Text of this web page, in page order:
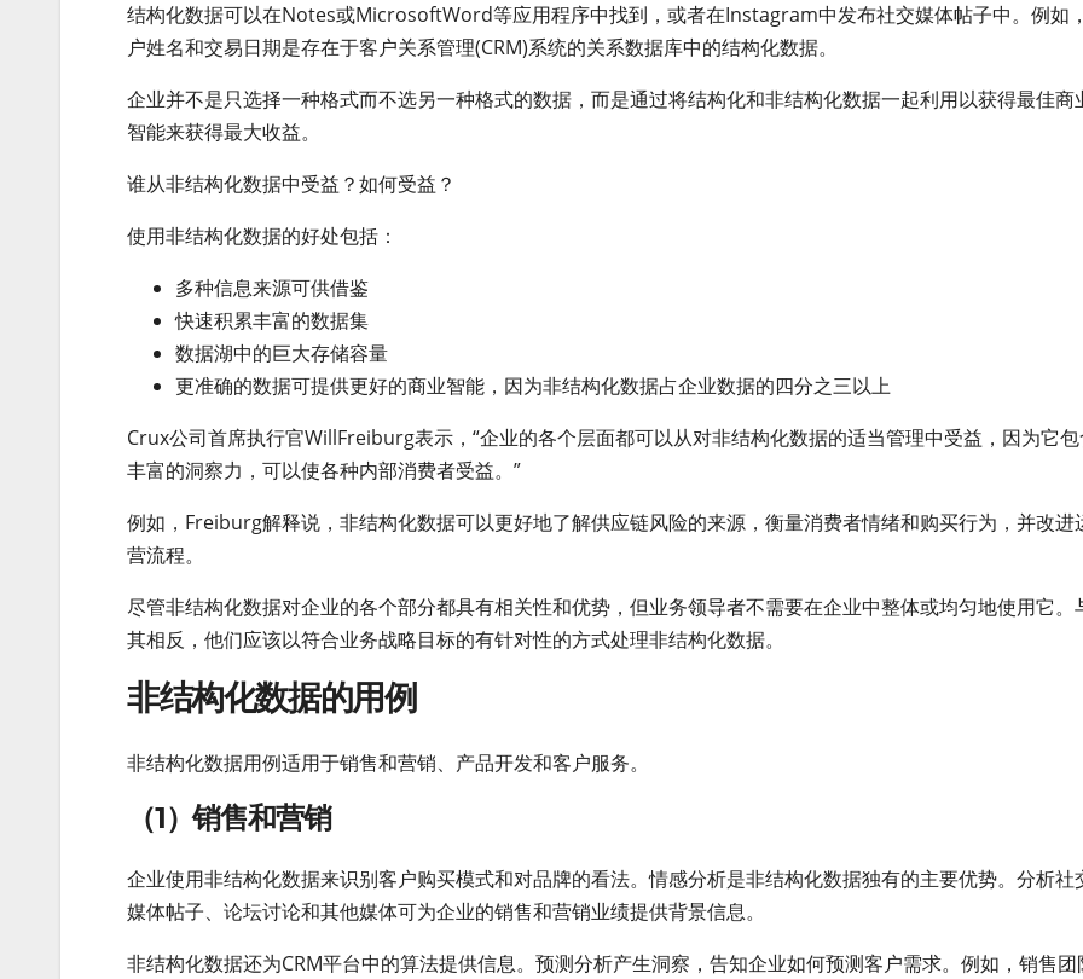
结构化数据可以在Notes或MicrosoftWord等应用程序中找到，或者在Instagram中发布社交媒体帖子中。例如
户姓名和交易日期是存在于客户关系管理(CRM)系统的关系数据库中的结构化数据。
企业并不是只选择一种格式而不选另一种格式的数据，而是通过将结构化和非结构化数据一起利用以获得最佳商
智能来获得最大收益。
谁从非结构化数据中受益？如何受益？
使用非结构化数据的好处包括：
多种信息来源可供借鉴
快速积累丰富的数据集
数据湖中的巨大存储容量
更准确的数据可提供更好的商业智能，因为非结构化数据占企业数据的四分之三以上
Crux公司首席执行官WillFreiburg表示，“企业的各个层面都可以从对非结构化数据的适当管理中受益，因为它
丰富的洞察力，可以使各种内部消费者受益。”
例如，Freiburg解释说，非结构化数据可以更好地了解供应链风险的来源，衡量消费者情绪和购买行为，并改进
营流程。
尽管非结构化数据对企业的各个部分都具有相关性和优势，但业务领导者不需要在企业中整体或均匀地使用它。
其相反，他们应该以符合业务战略目标的有针对性的方式处理非结构化数据。
非结构化数据的用例
非结构化数据用例适用于销售和营销、产品开发和客户服务。
（1）销售和营销
企业使用非结构化数据来识别客户购买模式和对品牌的看法。情感分析是非结构化数据独有的主要优势。分析社
媒体帖子、论坛讨论和其他媒体可为企业的销售和营销业绩提供背景信息。
非结构化数据还为CRM平台中的算法提供信息。预测分析产生洞察，告知企业如何预测客户需求。例如，销售团